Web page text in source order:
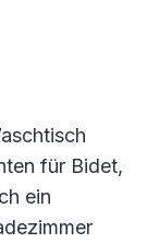
für Bidet,
ein